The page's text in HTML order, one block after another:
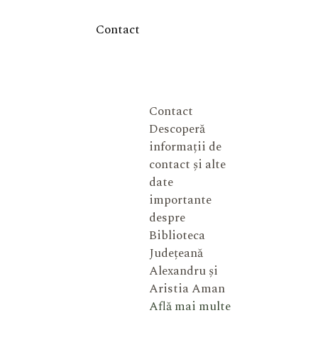
Contact
Contact
Descoperă
informații de
contact și alte
date
importante
despre
Biblioteca
Județeană
Alexandru și
Aristia Aman
Află mai multe